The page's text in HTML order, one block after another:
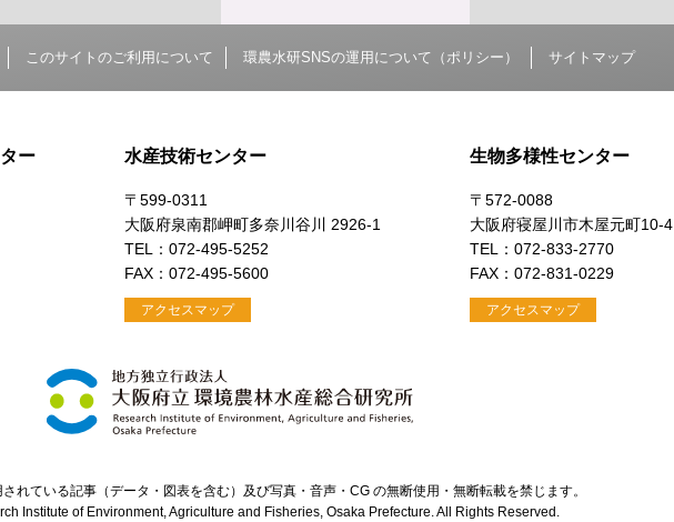
このサイトのご利用について 環農水研SNSの運用について（ポリシー） サイトマップ
ー 水産技術センター
〒599-0311
大阪府泉南郡岬町多奈川谷川 2926-1
TEL：072-495-5252
FAX：072-495-5600
アクセスマップ
生物多様性センター
〒572-0088
大阪府寝屋川市木屋元町10-4
TEL：072-833-2770
FAX：072-831-0229
アクセスマップ
れている記事（データ・図表を含む）及び写真・音声・CG の無断使用・無断転載を禁じます。
Institute of Environment, Agriculture and Fisheries, Osaka Prefecture. All Rights Reserved.